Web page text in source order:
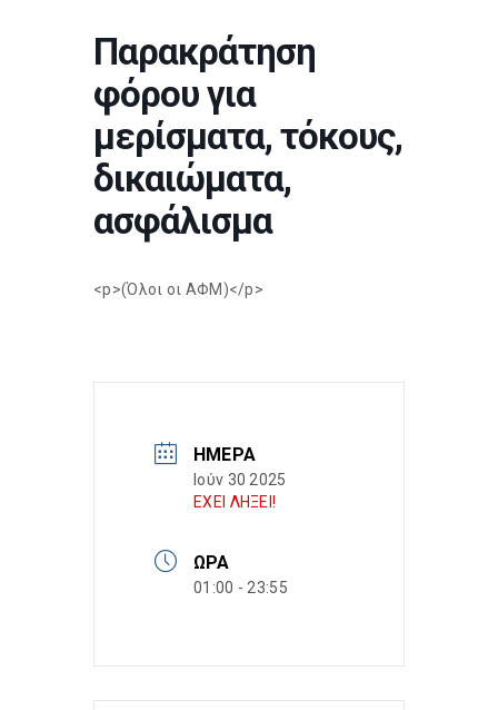
Παρακράτηση
φόρου για
μερίσματα, τόκους,
δικαιώματα,
ασφάλισμα
<p>(Όλοι οι ΑΦΜ)</p>
ΗΜΈΡΑ
Ιούν 30 2025
ΕΧΕΙ ΛΗΞΕΙ!
ΏΡΑ
01:00 - 23:55